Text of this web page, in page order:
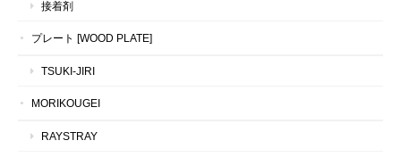
接着剤
プレート [WOOD PLATE]
TSUKI-JIRI
MORIKOUGEI
RAYSTRAY